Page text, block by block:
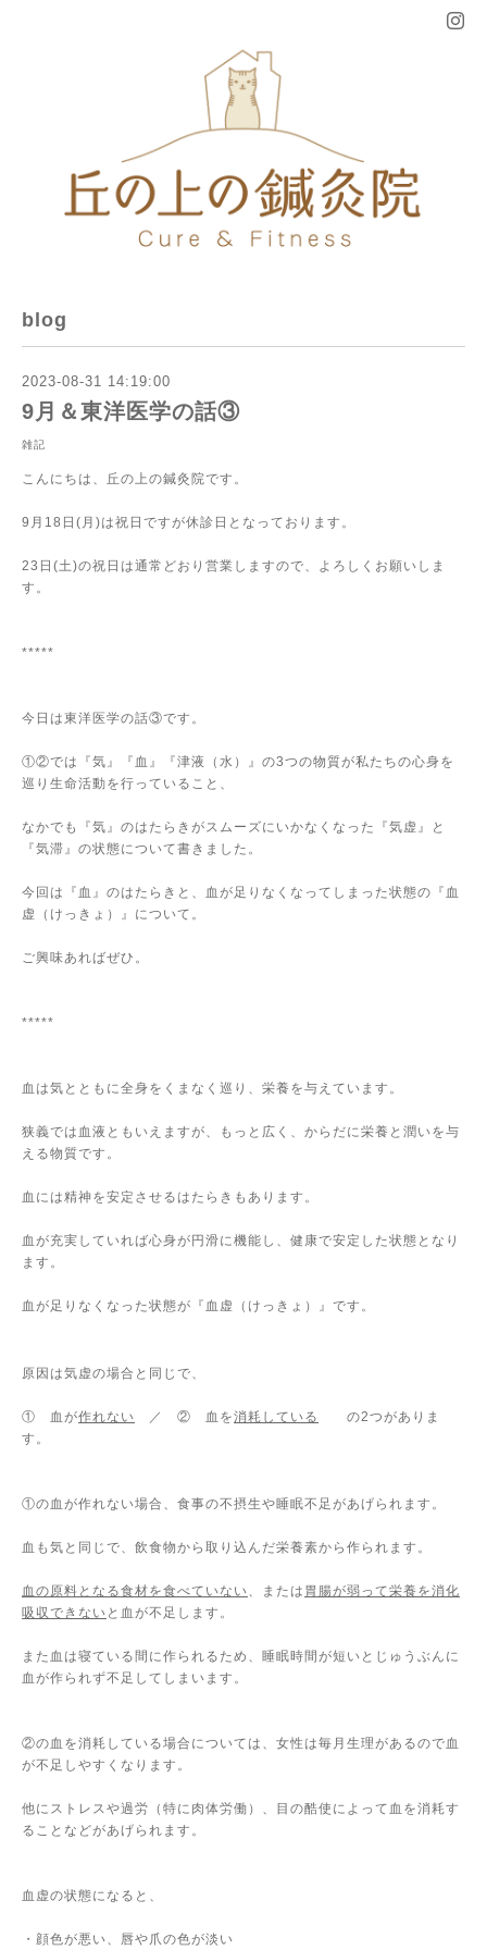
blog
2023-08-31 14:19:00
9月＆東洋医学の話③
雑記
こんにちは、丘の上の鍼灸院です。
9 月 18 日 ( 月 )は祝日ですが休診日となっております。
23 日 (土)の祝日は通常どおり営業しますので、よろしくお願いしま
す。
*****
今日は東洋医学の話③です。
①②では『気』『血』『津液（水）』の3つの物質が私たちの心身を
巡り生命活動を行っていること、
なかでも『気』のはたらきがスムーズにいかなくなった『気虚』と
『気滞』の状態について書きました。
今回は『血』のはたらきと、血が足りなくなってしまった状態の『血
虚（けっきょ）』について。
ご興味あればぜひ。
*****
血は気とともに全身をくまなく巡り、栄養を与えています。
狭義では血液ともいえますが、もっと広く、からだに栄養と潤いを与
える物質です。
血には精神を安定させるはたらきもあります。
血が充実していれば心身が円滑に機能し、健康で安定した状態となり
ます。
血が足りなくなった状態が『血虚（けっきょ）』です。
原因は気虚の場合と同じで、
① 血が作れない ／ ② 血を消耗している の2つがありま
す。
①の血が作れない場合、食事の不摂生や睡眠不足があげられます。
血も気と同じで、飲食物から取り込んだ栄養素から作られます。
血の原料となる食材を食べていない、または 胃腸が弱って栄養を消化
吸収できない と血が不足します。
また血は寝ている間に作られるため、睡眠時間が短いとじゅうぶんに
血が作られず不足してしまいます。
②の血を消耗している場合については、女性は毎月生理があるので血
が不足しやすくなります。
他にストレスや過労（特に肉体労働）、目の酷使によって血を消耗す
ることなどがあげられます。
血虚の状態になると、
・顔色が悪い、唇や爪の色が淡い